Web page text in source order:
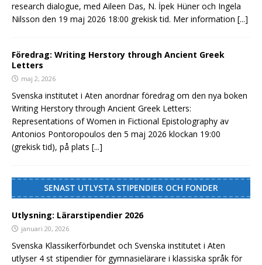
research dialogue, med Aileen Das, N. İpek Hüner och Ingela
Nilsson den 19 maj 2026 18:00 grekisk tid. Mer information [...]
Föredrag: Writing Herstory through Ancient Greek
Letters
maj 2, 2026
Svenska institutet i Aten anordnar föredrag om den nya boken
Writing Herstory through Ancient Greek Letters:
Representations of Women in Fictional Epistolography av
Antonios Pontoropoulos den 5 maj 2026 klockan 19:00
(grekisk tid), på plats [...]
SENAST UTLYSTA STIPENDIER OCH FONDER
Utlysning: Lärarstipendier 2026
januari 20, 2026
Svenska Klassikerförbundet och Svenska institutet i Aten
utlyser 4 st stipendier för gymnasielärare i klassiska språk för